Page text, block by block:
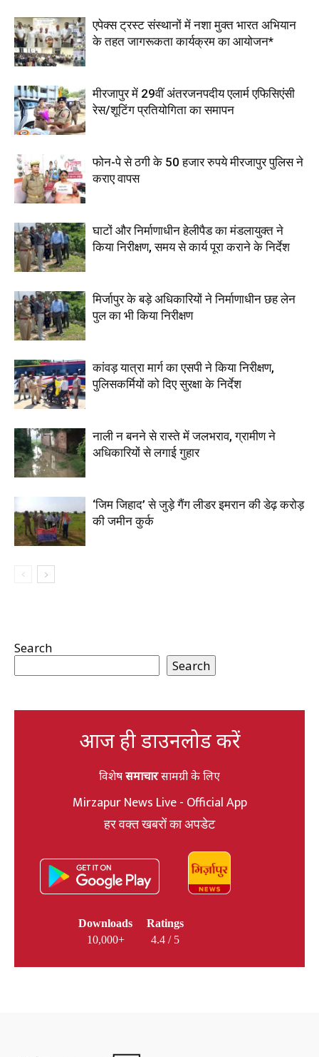
एपेक्स ट्रस्ट संस्थानों में नशा मुक्त भारत अभियान
के तहत जागरूकता कार्यक्रम का आयोजन*
मीरजापुर में 29वीं अंतरजनपदीय एलार्म एफिसिएंसी
रेस/शूटिंग प्रतियोगिता का समापन
फोन-पे से ठगी के 50 हजार रुपये मीरजापुर पुलिस ने
कराए वापस
घाटों और निर्माणाधीन हेलीपैड का मंडलायुक्त ने
किया निरीक्षण, समय से कार्य पूरा कराने के निर्देश
मिर्जापुर के बड़े अधिकारियों ने निर्माणाधीन छह लेन
पुल का भी किया निरीक्षण
कांवड़ यात्रा मार्ग का एसपी ने किया निरीक्षण,
पुलिसकर्मियों को दिए सुरक्षा के निर्देश
नाली न बनने से रास्ते में जलभराव, ग्रामीण ने
अधिकारियों से लगाई गुहार
‘जिम जिहाद’ से जुड़े गैंग लीडर इमरान की डेढ़ करोड़
की जमीन कुर्क
Search
Search
आज ही डाउनलोड करें
विशेषसमाचारसामग्री के लिए
Mirzapur News Live - Official App
हर वक्त खबरों का अपडेट
Downloads
10,000+
Ratings
4.4 / 5